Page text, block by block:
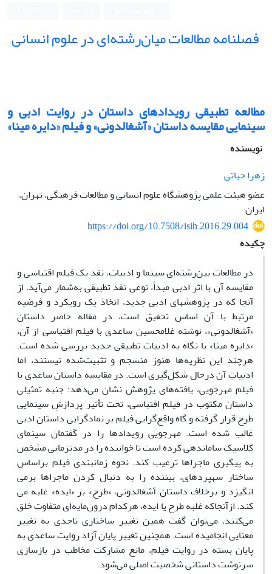
فصلنامه مطالعات میان‌رشته‌ای در علوم انسانی
مطالعه تطبیقی رویدادهای داستان در روایت ادبی و
سینمایی مقایسه داستان «آشغالدونی» و فیلم «دایره مینا»
نویسنده
زهرا حیاتی
عضو هیئت علمی پژوهشگاه علوم انسانی و مطالعات فرهنگی، تهران،
ایران
https://doi.org/10.7508/isih.2016.29.004
چکیده
در مطالعات بین‏‌رشته‌‏ای سینما و ادبیات، نقد یک فیلم اقتباسی و
مقایسه آن با اثر ادبی مبدأ، نوعی نقد تطبیقی به‌شمار می‌آید. از
آنجا که در پژوهش‏‏های ادبی جدید، اتخاذ یک رویکرد و فرضیه
مرتبط با آن اساس تحقیق است، در مقاله حاضر داستان
«آشغالدونی»، نوشته غلامحسین ساعدی با فیلم اقتباسی از آن،
«دایره مینا» با نگاه به ادبیات تطبیقی جدید بررسی شده است.
هرچند این نظریه‏‌ها هنوز منسجم و تثبیت‌شده نیستند، اما
ادبیاتِ آن درحال شکل‌‏گیری است. در مقایسه داستان ساعدی با
فیلم مهرجویی، یافته‏‌های پژوهش نشان می‌‏دهد: جنبه تمثیلی
داستان مکتوب در فیلم اقتباسی، تحت تأثیر پردازشِ سینمایی
طرح قرار گرفته و گاه واقع‌‏گرایی فیلم بر نمادگرایی داستان ادبی
غالب شده است‏. مهرجویی رویدادها را در گفتمان سینمای
کلاسیک ساماندهی کرده است تا خواننده را در مدت‏زمانی مشخص
به پی‏گیری ماجراها ترغیب کند. نحوه زمان‏بندی فیلم براساس
ساختار سه‏پرده‏ای، بیننده را به دنبال کردن ماجراها برمی‏
ا‌‌نگیزد و برخلاف داستان آشغالدونی، «طرح» بر «ایده» غلبه می‏
کند. ازآنجاکه غلبه طرح یا ایده، هرکدام درون‌مایه‌‏ای متفاوت خلق
می‌‏کنند، می‌‏توان گفت همین تغییر ساختاری تاحدی به تغییر
معنایی انجامیده است. همچنین تغییر پایان آزاد روایت ساعدی به
پایان بسته در روایت فیلم، مانع مشارکت مخاطب در بازسازی
سرنوشت داستانی شخصیت اصلی می‌شود.